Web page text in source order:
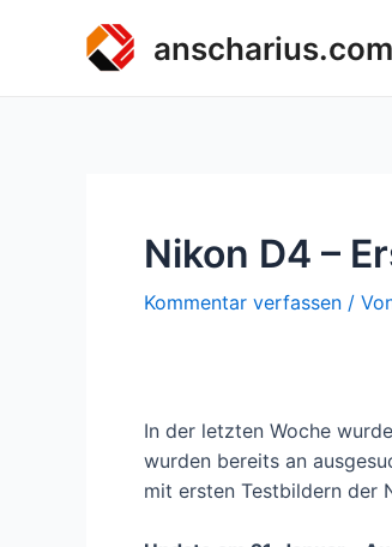
anscharius.com
Nikon D4 –
Kommentar verfassen /
In der letzten Woche
wurden bereits an
mit ersten Testbildern der